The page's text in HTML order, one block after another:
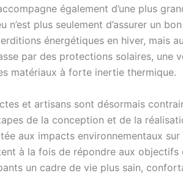
également d’une plus
n’est plus seulement d’assurer un
énergétiques en hiver, mais
par des protections solaires, une
matériaux à forte inertie thermique.
et artisans sont désormais
de la conception et de la
aux impacts environnementaux sur
à la fois de répondre aux objectifs
un cadre de vie plus sain,